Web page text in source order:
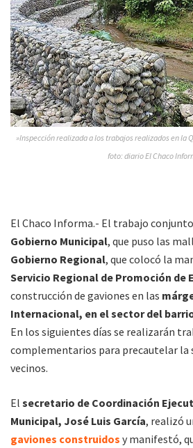
»Inspección realizada a los trabajos realizados en la
foto: diario El Chaco
El Chaco Informa.- El trabajo
Gobierno Municipal, que puso las
Gobierno Regional, que colocó la
Servicio Regional de Promoción de
construcción de gaviones en las
Internacional, en el sector del
En los siguientes días se realizarán
complementarios para precautelar la
vecinos.
El secretario de Coordinación
Municipal, José Luis García, realizó
gaviones construidos y manifestó,